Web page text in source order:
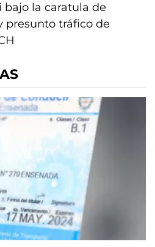
la caratula de
presunto tráfico de